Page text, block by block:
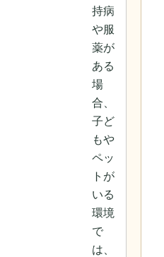
持病
や服
薬が
ある
場
合、
子ど
もや
ペッ
トが
いる
環境
で
は、